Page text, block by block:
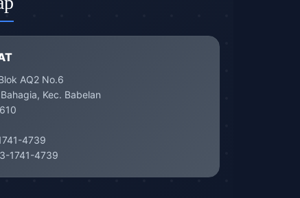
AQ2 No.6
Kec. Babelan
4739
1741-4739